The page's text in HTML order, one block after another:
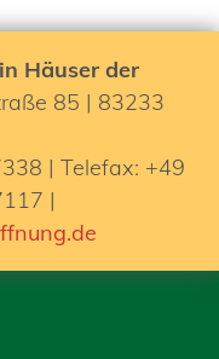
Häuser der
85 | 83233
| Telefax: +49
|